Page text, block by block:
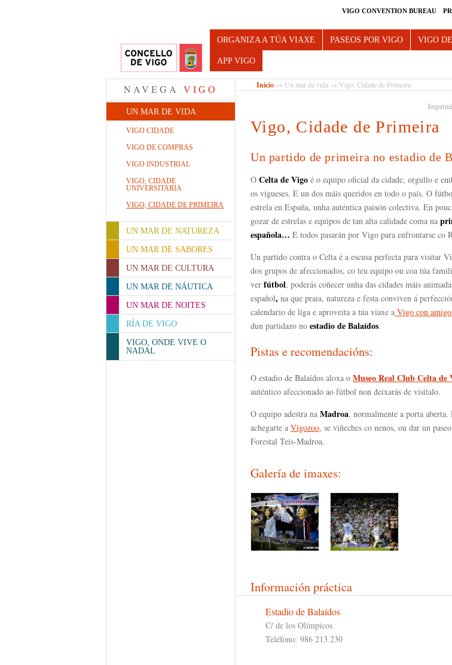
VIGO CONVENTION BUREAU
Turismo de Vigo
ORGANIZA A TÚA VIAXE PASEOS POR VIGO VIGO
APP VIGO
NAVEGA VIGO
UN MAR DE VIDA
VIGO CIDADE
VIGO DE COMPRAS
VIGO INDUSTRIAL
VIGO, CIDADE
UNIVERSITARIA
VIGO, CIDADE DE PRIMEIRA
UN MAR DE NATUREZA
UN MAR DE SABORES
UN MAR DE CULTURA
UN MAR DE NÁUTICA
UN MAR DE NOITES
RÍA DE VIGO
VIGO, ONDE VIVE O
NADAL
Inicio → Un mar de vida → Vigo, Cidade de Primeira
Vigo, Cidade de Primeira
Un partido de primeira no estadio de
O Celta de Vigo é o equipo oficial da cidade, orgullo e
os vigueses. E un dos máis queridos en todo o país. O
estrela en España, unha auténtica paixón colectiva. En
gozar de estrelas e equipos de tan alta calidade coma na
española… E todos pasarán por Vigo para enfrontarse co
Un partido contra o Celta é a escusa perfecta para visitar
dos grupos de afeccionados, co teu equipo ou coa túa
ver fútbol, poderás coñecer unha das cidades máis
español, na que praia, natureza e festa conviven á
calendario de liga e aproveita a túa viaxe a Vigo con
dun partidazo no estadio de Balaídos.
Pistas e recomendacións:
O estadio de Balaídos aloxa o Museo Real Club Celta de
auténtico afeccionado ao fútbol non deixarás de visitalo.
O equipo adestra na Madroa, normalmente a porta aberta.
achegarte a Vigozoo, se viñeches co nenos, ou dar un
Forestal Teis-Madroa.
Galería de imaxes:
Información práctica
Estadio de Balaídos
C/ de los Olímpicos
Teléfono: 986 213 230